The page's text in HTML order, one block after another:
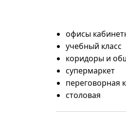
офисы
учебный класс
коридоры и
супермаркет
переговорная
столовая